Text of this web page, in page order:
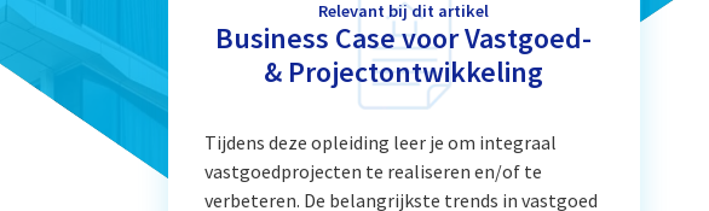
Relevant bij dit artikel
Business Case voor Vastgoed-
& Projectontwikkeling
Tijdens deze opleiding leer je om integraal
vastgoedprojecten te realiseren en/of te
verbeteren. De belangrijkste trends in vastgoed